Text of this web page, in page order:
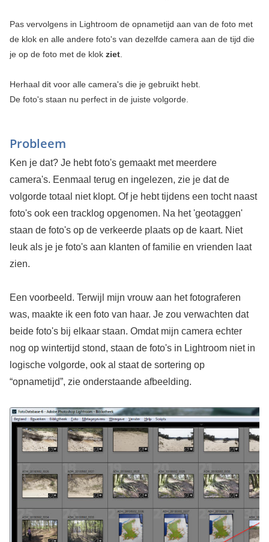
Pas vervolgens in Lightroom de opnametijd aan van de foto met
de klok en alle andere foto's van dezelfde camera aan de tijd die
je op de foto met de klok ziet.
Herhaal dit voor alle camera's die je gebruikt hebt.
De foto's staan nu perfect in de juiste volgorde.
Probleem
Ken je dat? Je hebt foto's gemaakt met meerdere
camera's. Eenmaal terug en ingelezen, zie je dat de
volgorde totaal niet klopt. Of je hebt tijdens een tocht naast
foto's ook een tracklog opgenomen. Na het 'geotaggen'
staan de foto's op de verkeerde plaats op de kaart. Niet
leuk als je je foto's aan klanten of familie en vrienden laat
zien.
Een voorbeeld. Terwijl mijn vrouw aan het fotograferen
was, maakte ik een foto van haar. Je zou verwachten dat
beide foto's bij elkaar staan. Omdat mijn camera echter
nog op wintertijd stond, staan de foto's in Lightroom niet in
logische volgorde, ook al staat de sortering op
“opnametijd”, zie onderstaande afbeelding.